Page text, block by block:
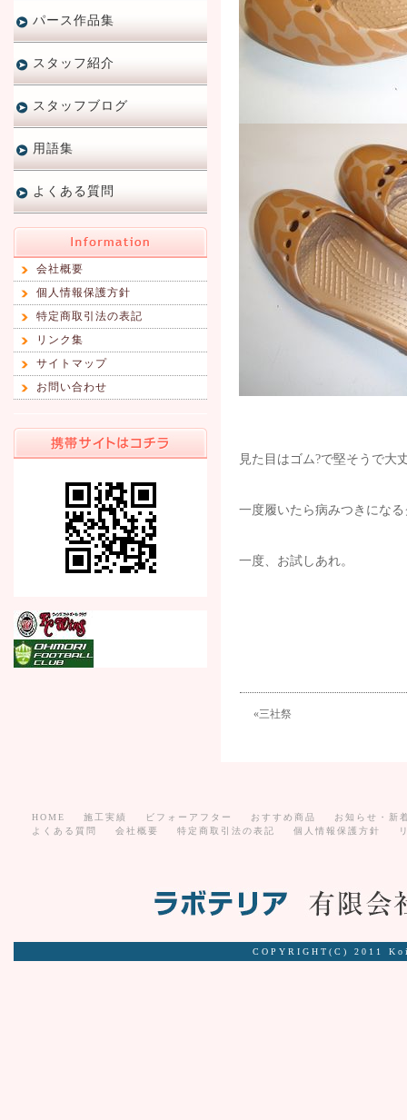
見た目はゴム?で堅そうで大
一度履いたら病みつきにな
一度、お試しあれ。
«三社祭
パース作品集
スタッフ紹介
スタッフブログ
用語集
よくある質問
会社概要
個人情報保護方針
特定商取引法の表記
リンク集
サイトマップ
お問い合わせ
HOME 施工実績 ビフォーアフター おすすめ商品
お知らせ・新
よくある質問
会社概要 特定商取引法の表記 個人情報保護方針
COPYRIGHT(C) 2011